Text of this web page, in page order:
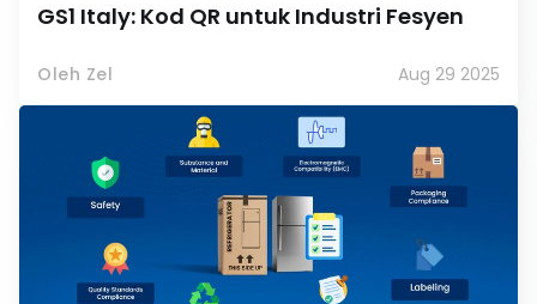
GS1 Italy: Kod QR untuk Industri Fesyen
Oleh Zel Aug 29 2025